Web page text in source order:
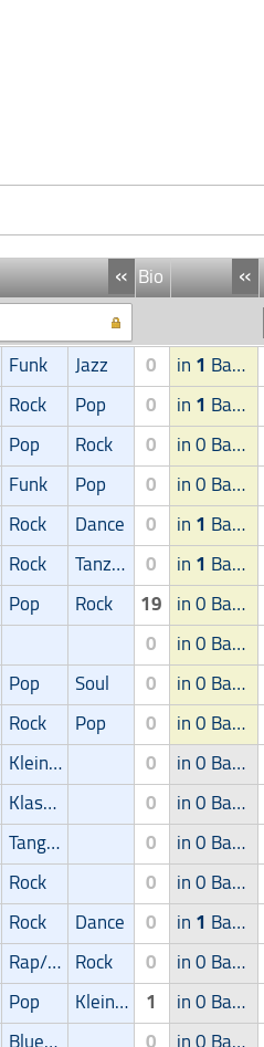
« Bio «
Funk Jazz 0 in1 Band
Rock Pop 0 in1 Band
Pop Rock 0 in 0 Band
Funk Pop 0 in 0 Band
Rock Dance 0 in1 Band
Rock Tanz/Unterhaltungsmusik 0 in1 Band
Pop Rock 19 in 0 Band
0 in 0 Band
Pop Soul 0 in 0 Band
Rock Pop 0 in 0 Band
Kleinkunst/Variétés 0 in 0 Band
Klassik 0 in 0 Band
Tango/Samba 0 in 0 Band
Rock 0 in 0 Band
Rock Dance 0 in1 Band
Rap/Hip-Hop/RnB Rock 0 in 0 Band
Pop Kleinkunst/Variétés 1 in 0 Band